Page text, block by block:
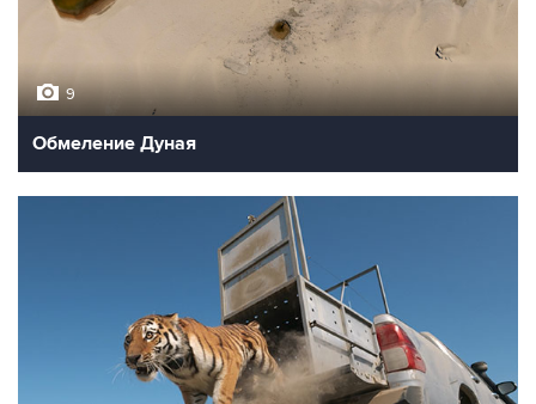
9
Обмеление Дуная